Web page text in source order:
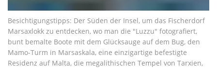
Besichtigungstipps: Der Süden der Insel, um das Fischerdorf
Marsaxlokk zu entdecken, wo man die "Luzzu" fotografiert,
bunt bemalte Boote mit dem Glücksauge auf dem Bug, den
Mamo-Turm in Marsaskala, eine einzigartige befestigte
Residenz auf Malta, die megalithischen Tempel von Tarxien,